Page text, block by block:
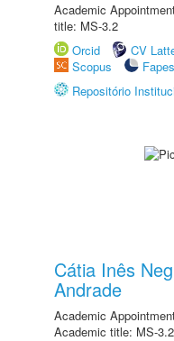
Academic
title: MS-3.2
Orcid
CV
Scopus
Repositório
Cátia Inês
Andrade
Academic
Academic title: MS-3.2